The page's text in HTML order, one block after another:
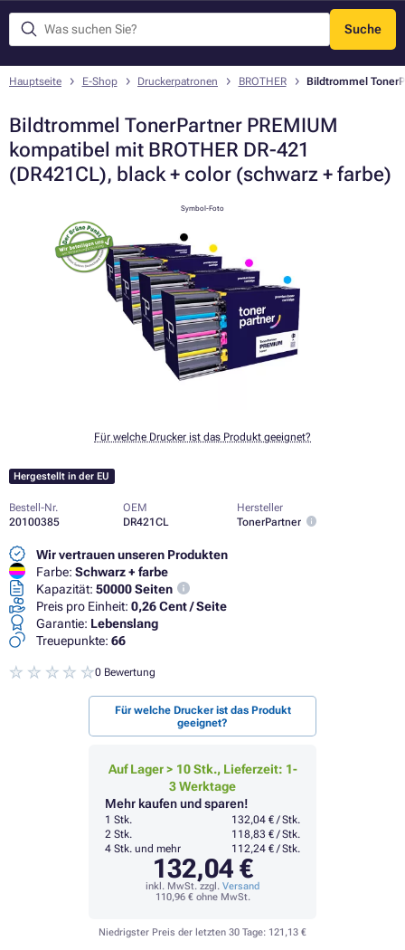
Suche
Menü
Hauptseite E-Shop Druckerpatronen BROTHER Bildtrommel
Bildtrommel TonerPartner PREMIUM
kompatibel mit BROTHER DR-421
(DR421CL), black + color (schwarz + farbe)
Symbol-Foto
Für welche Drucker ist das Produkt geeignet?
Hergestellt in der EU
Bestell-Nr.
20100385
OEM
DR421CL
Hersteller
TonerPartner
Wir vertrauen unseren Produkten
Farbe: Schwarz + farbe
Kapazität: 50000 Seiten
Preis pro Einheit: 0,26 Cent / Seite
Garantie: Lebenslang
Treuepunkte: 66
0 Bewertung
Für welche Drucker ist das Produkt
geeignet?
Auf Lager > 10 Stk., Lieferzeit: 1-
3 Werktage
Mehr kaufen und sparen!
1 Stk.
132,04 € / Stk.
2 Stk.
118,83 € / Stk.
4 Stk. und mehr
112,24 € / Stk.
132,04 €
inkl. MwSt. zzgl. Versand
110,96 €ohne MwSt.
Niedrigster Preis der letzten 30 Tage: 121,13 €